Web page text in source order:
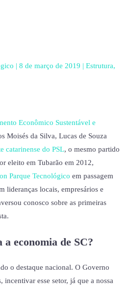
| 8 de março de 2019 | Estrutura,
Econômico Sustentável e
Moisés da Silva, Lucas de Souza
catarinense do PSL, o mesmo partido
eleito em Tubarão em 2012,
Parque Tecnológico em passagem
lideranças locais, empresários e
conosco sobre as primeiras
a economia de SC?
o destaque nacional. O Governo
incentivar esse setor, já que a nossa